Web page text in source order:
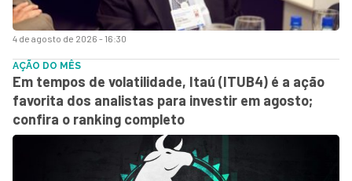
4 de agosto de 2026 - 16:30
AÇÃO DO MÊS
Em tempos de volatilidade, Itaú (ITUB4) é a ação
favorita dos analistas para investir em agosto;
confira o ranking completo